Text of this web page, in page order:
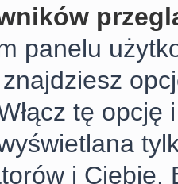
panelu
znajdziesz
tę
i Ciebie.